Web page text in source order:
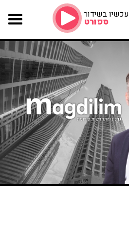
עכשיו בשידור
ספורט